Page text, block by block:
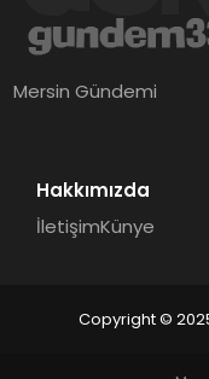
Mersin Gündemi
Hakkımızda
İletişimKünye
Copyright ©